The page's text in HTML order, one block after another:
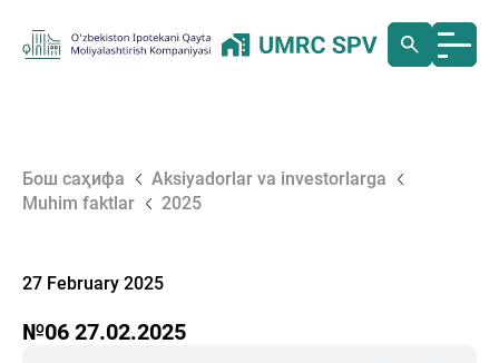
Бош саҳифа
Aksiyadorlar va investorlarga
Muhim faktlar
2025
27 February 2025
№06 27.02.2025